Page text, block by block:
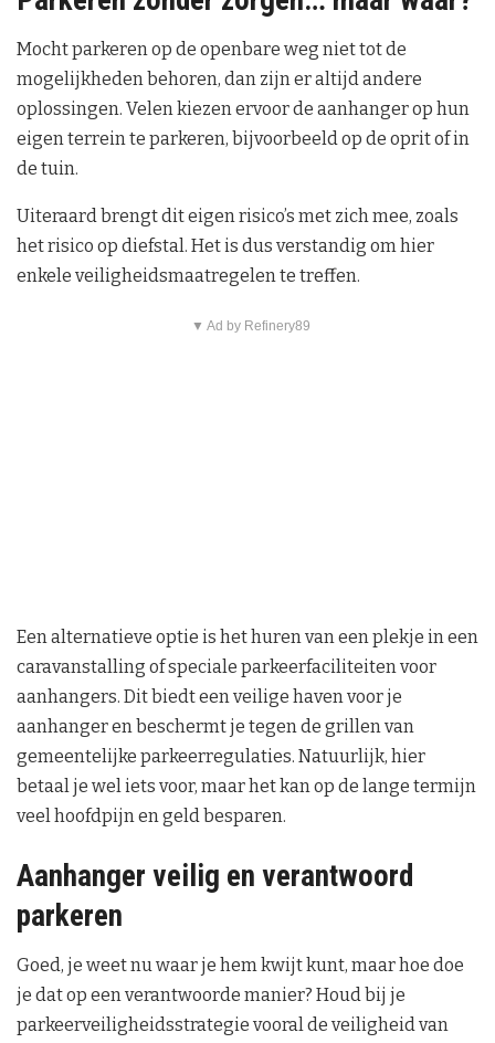
Mocht parkeren op de openbare weg niet tot de
mogelijkheden behoren, dan zijn er altijd andere
oplossingen. Velen kiezen ervoor de aanhanger op hun
eigen terrein te parkeren, bijvoorbeeld op de oprit of in
de tuin.
Uiteraard brengt dit eigen risico’s met zich mee, zoals
het risico op diefstal. Het is dus verstandig om hier
enkele veiligheidsmaatregelen te treffen.
▼ Ad by Refinery89
Een alternatieve optie is het huren van een plekje in een
caravanstalling of speciale parkeerfaciliteiten voor
aanhangers. Dit biedt een veilige haven voor je
aanhanger en beschermt je tegen de grillen van
gemeentelijke parkeerregulaties. Natuurlijk, hier
betaal je wel iets voor, maar het kan op de lange termijn
veel hoofdpijn en geld besparen.
Aanhanger veilig en verantwoord
parkeren
Goed, je weet nu waar je hem kwijt kunt, maar hoe doe
je dat op een verantwoorde manier? Houd bij je
parkeerveiligheidsstrategie vooral de veiligheid van